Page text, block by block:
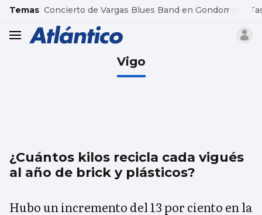
common.go-to-content
Temas Concierto de Vargas Blues Band en Gondomar
header.menu.open
Vigo
¿Cuántos kilos recicla cada vigués
al año de brick y plásticos?
Hubo un incremento del 13 por ciento en la